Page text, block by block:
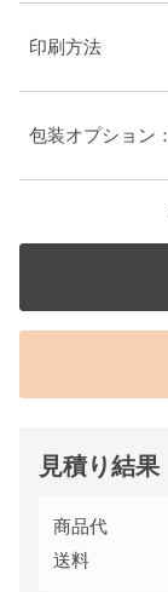
印刷方法
包装オプション：
見積り結果
商品代
送料